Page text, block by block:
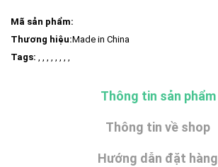
Mã sản phẩm:
Thương hiệu:Made in China
Tags:
Thông tin sản phẩm
Thông tin về shop
Hướng dẫn đặt hàng